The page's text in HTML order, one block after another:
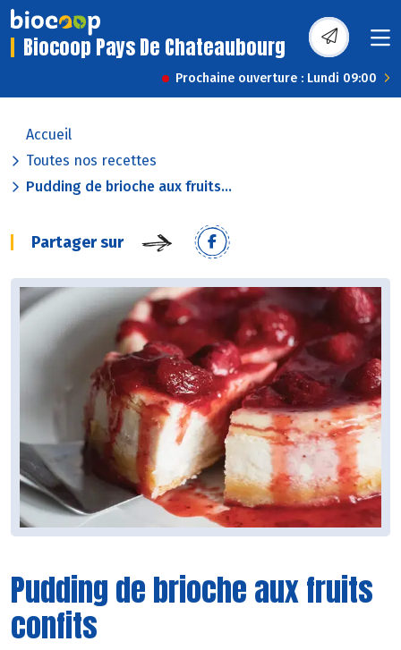
Biocoop Pays De Chateaubourg
Prochaine ouverture : Lundi 09:00
Accueil
Toutes nos recettes
Pudding de brioche aux fruits...
Partager sur
Pudding de brioche aux fruits
confits